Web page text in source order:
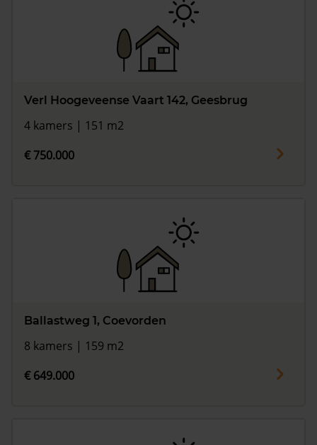
Verl Hoogeveense Vaart 142, Geesbrug
4 kamers | 151 m2
€ 750.000
Ballastweg 1, Coevorden
8 kamers | 159 m2
€ 649.000